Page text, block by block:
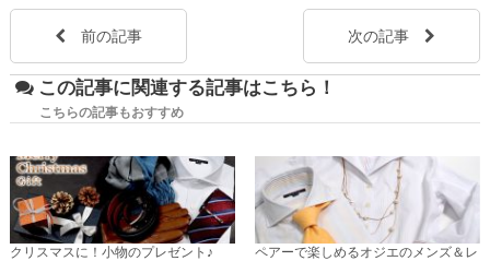
前の記事 次の記事
この記事に関連する記事はこちら！
こちらの記事もおすすめ
クリスマスに！小物のプレゼント♪
ペアーで楽しめるオジエのメンズ＆レ